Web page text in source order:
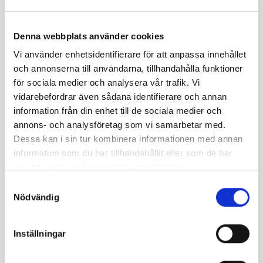
Denna webbplats använder cookies
Vi använder enhetsidentifierare för att anpassa innehållet
och annonserna till användarna, tillhandahålla funktioner
för sociala medier och analysera vår trafik. Vi
vidarebefordrar även sådana identifierare och annan
information från din enhet till de sociala medier och
annons- och analysföretag som vi samarbetar med.
Dessa kan i sin tur kombinera informationen med annan
information som du har tillhandahållit eller som de har
Nödvändig
Inställningar
Nötter &
,
Pistagenötter
Pistage
kärnor
Skalade
premiu
m (USA)
200,00 kr
800,00kr
Välj
Nötter &
,
Pistagenötter
Pistage
nötter
premiu
m
(turkisk
a)
150,00kr
–
600,00kr
Erbjudanden
Nötter &
Mandel
skalad
rå halv
75,00
–
450,00 kr
Välj
alternativ
,
Pistagenötter
Pistage
kärnor
Skalade
premiu
m
(Syrisk)
190,00
–
760,00kr
alternativ
Frön
Mandel
420,00